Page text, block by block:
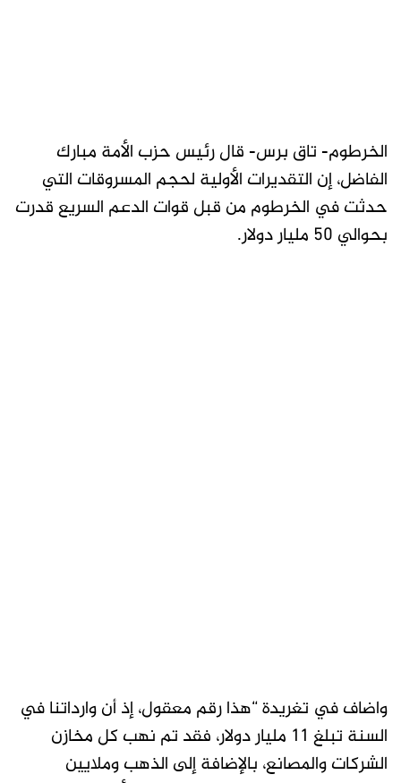
الخرطوم- تاق برس- قال رئيس حزب الأمة مبارك
الفاضل، إن التقديرات الأولية لحجم المسروقات التي
حدثت في الخرطوم من قبل قوات الدعم السريع قدرت
بحوالي 50 مليار دولار.
واضاف في تغريدة “هذا رقم معقول، إذ أن وارداتنا في
السنة تبلغ 11 مليار دولار، فقد تم نهب كل مخازن
الشركات والمصانع، بالإضافة إلى الذهب وملايين